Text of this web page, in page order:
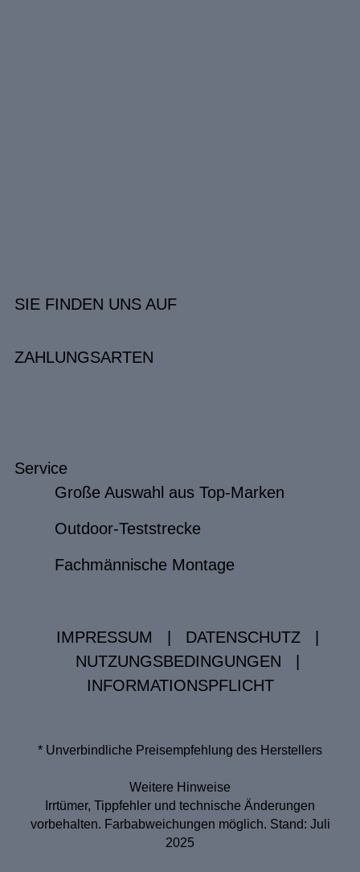
SIE FINDEN UNS AUF
ZAHLUNGSARTEN
Service
Große Auswahl aus Top-Marken
Outdoor-Teststrecke
Fachmännische Montage
IMPRESSUM DATENSCHUTZ
NUTZUNGSBEDINGUNGEN
INFORMATIONSPFLICHT
* Unverbindliche Preisempfehlung des Herstellers
Weitere Hinweise
Irrtümer, Tippfehler und technische Änderungen
vorbehalten. Farbabweichungen möglich. Stand: Juli
2025